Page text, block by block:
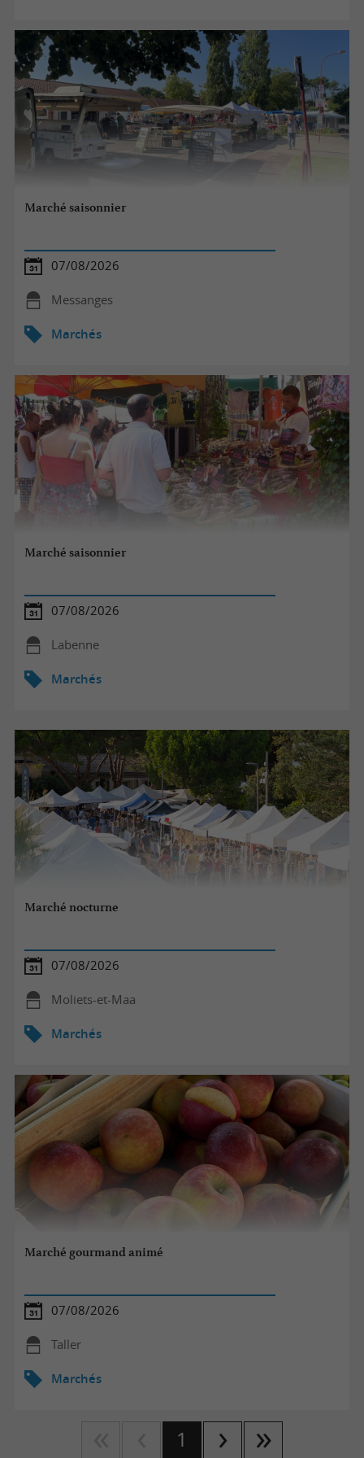
Marché saisonnier
07/08/2026
Messanges
Marchés
Marché saisonnier
07/08/2026
Labenne
Marchés
Marché nocturne
07/08/2026
Moliets-et-Maa
Marchés
Marché gourmand animé
07/08/2026
Taller
Marchés
1